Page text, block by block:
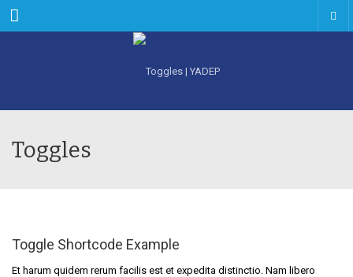
Menu
Toggles
Toggle Shortcode Example
Et harum quidem rerum facilis est et expedita distinctio. Nam libero